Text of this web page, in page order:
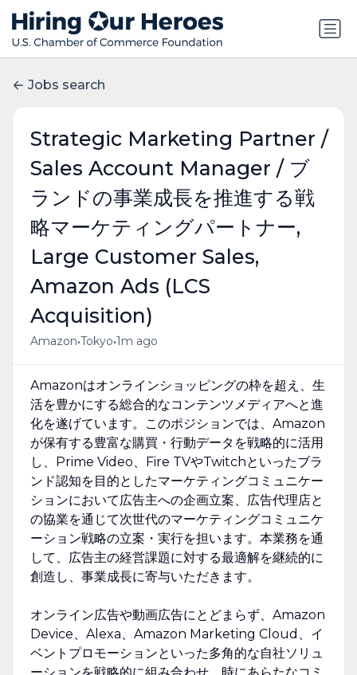
Jobs search
Strategic Marketing Partner /
Sales Account Manager / ブ
ランドの事業成長を推進する戦
略マーケティングパートナー,
Large Customer Sales,
Amazon Ads (LCS
Acquisition)
Amazon•Tokyo•1m ago
Amazonはオンラインショッピングの枠を超え、生
活を豊かにする総合的なコンテンツメディアへと進
化を遂げています。このポジションでは、Amazon
が保有する豊富な購買・行動データを戦略的に活用
し、Prime Video、Fire TVやTwitchといったブラ
ンド認知を目的としたマーケティングコミュニケー
ションにおいて広告主への企画立案、広告代理店と
の協業を通じて次世代のマーケティングコミュニケ
ーション戦略の立案・実行を担います。本業務を通
して、広告主の経営課題に対する最適解を継続的に
創造し、事業成長に寄与いただきます。
オンライン広告や動画広告にとどまらず、Amazon
Device、Alexa、Amazon Marketing Cloud、イ
ベントプロモーションといった多角的な自社ソリュ